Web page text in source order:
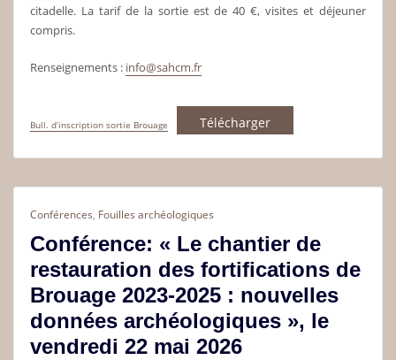
citadelle. La tarif de la sortie est de 40 €, visites et déjeuner
compris.
Renseignements : info@sahcm.fr
Bull. d’inscription sortie Brouage Télécharger
Conférences, Fouilles archéologiques
Conférence: « Le chantier de
restauration des fortifications de
Brouage 2023-2025 : nouvelles
données archéologiques », le
vendredi 22 mai 2026